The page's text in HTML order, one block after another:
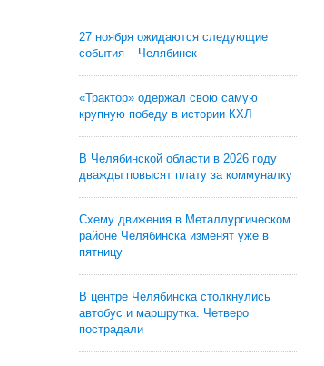
27 ноября ожидаются следующие
события – Челябинск
«Трактор» одержал свою самую
крупную победу в истории КХЛ
В Челябинской области в 2026 году
дважды повысят плату за коммуналку
Схему движения в Металлургическом
районе Челябинска изменят уже в
пятницу
В центре Челябинска столкнулись
автобус и маршрутка. Четверо
пострадали